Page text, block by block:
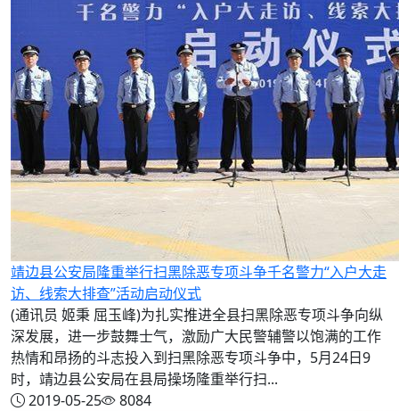
靖边县公安局隆重举行扫黑除恶专项斗争千名警力“入户大走
访、线索大排查”活动启动仪式
(通讯员 姬秉 屈玉峰)为扎实推进全县扫黑除恶专项斗争向纵
深发展，进一步鼓舞士气，激励广大民警辅警以饱满的工作
热情和昂扬的斗志投入到扫黑除恶专项斗争中，5月24日9
时，靖边县公安局在县局操场隆重举行扫...
2019-05-25
8084